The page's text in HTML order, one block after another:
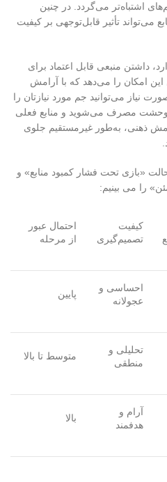
اشتباه‌تر می‌گردد. در چنین
تأثیر قابل‌توجهی بر کیفیت
داشتن منبعی قابل اعتماد برای
این امکان را می‌دهد که با آرامش
نیاز می‌توانید جم مورد نیازتان را
وحشت مصرف می‌شوید و منابع فعلی
ذهنی، به‌طور غیرمستقیم جلوی
«بازی تحت فشار کمبود منابع» و
را می بینیم:
کیفیت
تصمیم‌گیری
احتمال عبور
از مرحله
احساسی و
عجولانه
پایین
تحلیلی و
منطقی
متوسط تا بالا
آرام و
هدفمند
بالا